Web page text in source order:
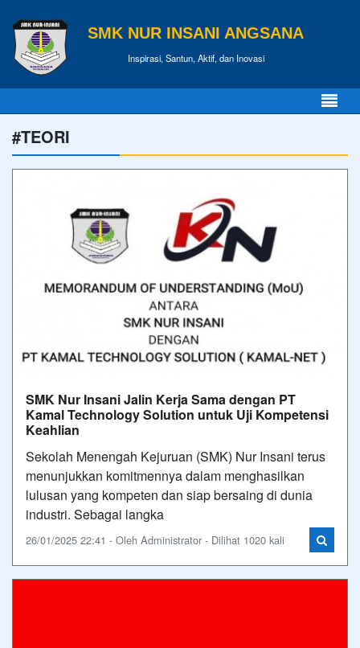
SMK NUR INSANI ANGSANA
Inspirasi, Santun, Aktif, dan Inovasi
#TEORI
SMK Nur Insani Jalin Kerja Sama dengan PT
Kamal Technology Solution untuk Uji Kompetensi
Keahlian
Sekolah Menengah Kejuruan (SMK) Nur Insani terus
menunjukkan komitmennya dalam menghasilkan
lulusan yang kompeten dan siap bersaing di dunia
industri. Sebagai langka
26/01/2025 22:41 - Oleh Administrator - Dilihat 1020 kali